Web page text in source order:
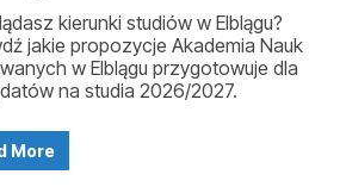
kierunki studiów w Elblągu?
jakie propozycje Akademia Nauk
w Elblągu przygotowuje dla
na studia 2026/2027.
More